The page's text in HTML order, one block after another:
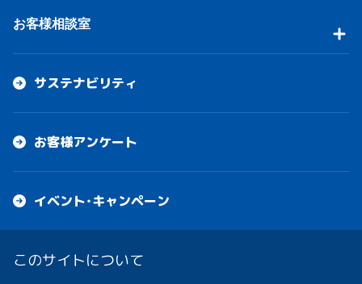
お客様相談室
サステナビリティ
お客様アンケート
イベント・キャンペーン
このサイトについて